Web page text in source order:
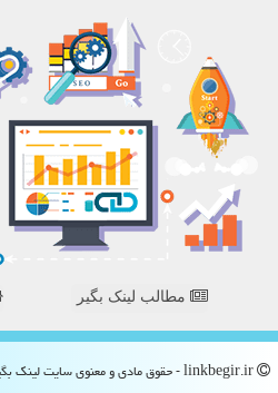
مطالب لینک بگیر